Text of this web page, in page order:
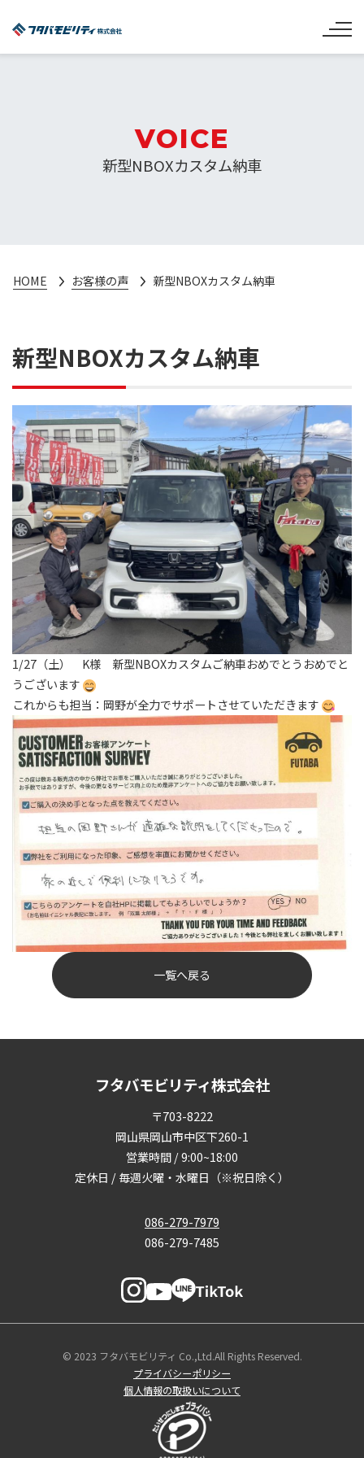
VOICE
新型NBOXカスタム納車
HOME お客様の声 新型NBOXカスタム納車
新型NBOXカスタム納車
1/27（土） K様 新型NBOXカスタムご納車おめでとうおめでと
うございます
これからも担当：岡野が全力でサポートさせていただきます
一覧へ戻る
フタバモビリティ株式会社
〒703-8222
岡山県岡山市中区下260-1
営業時間 / 9:00~18:00
定休日 / 毎週火曜・水曜日（※祝日除く）
086-279-7979
086-279-7485
© 2023 フタバモビリティ Co.,Ltd.All Rights Reserved.
プライバシーポリシー
個人情報の取扱いについて